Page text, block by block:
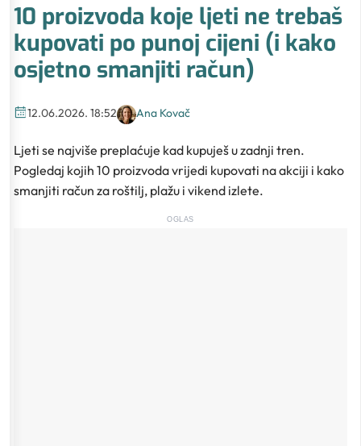
10 proizvoda koje ljeti ne trebaš
kupovati po punoj cijeni (i kako
osjetno smanjiti račun)
12.06.2026. 18:52 Ana Kovač
Ljeti se najviše preplaćuje kad kupuješ u zadnji tren.
Pogledaj kojih 10 proizvoda vrijedi kupovati na akciji i kako
smanjiti račun za roštilj, plažu i vikend izlete.
OGLAS